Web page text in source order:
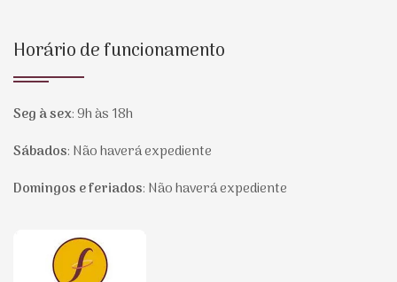
Horário de funcionamento
Seg à sex:9h às 18h
Sábados: Não haverá expediente
Domingos e feriados: Não haverá expediente
Página inicial